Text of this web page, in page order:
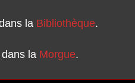
la Bibliothèque.
la Morgue.